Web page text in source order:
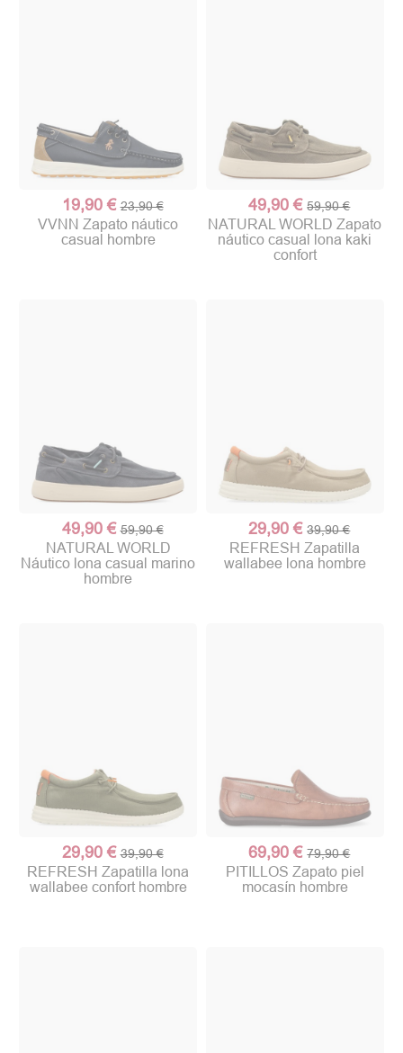
19,90 € 23,90 €
VVNN Zapato náutico
casual hombre
49,90 € 59,90 €
NATURAL WORLD Zapato
náutico casual lona kaki
confort
49,90 € 59,90 €
NATURAL WORLD
Náutico lona casual marino
hombre
29,90 € 39,90 €
REFRESH Zapatilla
wallabee lona hombre
29,90 € 39,90 €
REFRESH Zapatilla lona
wallabee confort hombre
69,90 € 79,90 €
PITILLOS Zapato piel
mocasín hombre